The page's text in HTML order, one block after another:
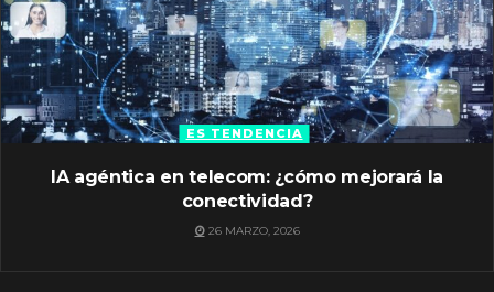
ES TENDENCIA
IA agéntica en telecom: ¿cómo mejorará la
conectividad?
26 MARZO, 2026